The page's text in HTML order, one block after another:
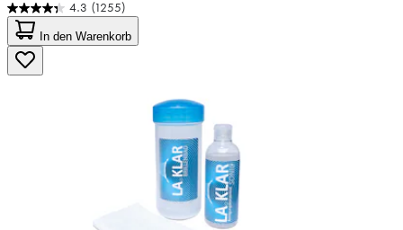
4.3 (1255)
4.3
von
5
Sternen.
1255
In den Warenkorb